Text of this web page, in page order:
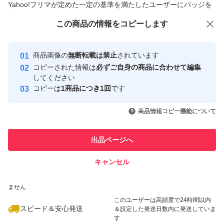
Yahoo!フリマが定めた一定の基準を満たしたユーザーにバッジを
付与しています
安心取引出品者
心・安全なユーザーです
取引実績
引を完了させた実績があります
での取引実績があります
ません
スピード＆安心発送
このユーザーは高頻度で24時間以内
＆設定した発送日数内に発送していま
す
この商品の情報をコピーします
商品画像の無断転載は禁止されています
コピーされた情報は必ずご自身の商品に合わせて編集
してください
コピーは1商品につき1回です
商品情報コピー機能について
出品ページへ
キャンセル
この商品をみている人にオススメ